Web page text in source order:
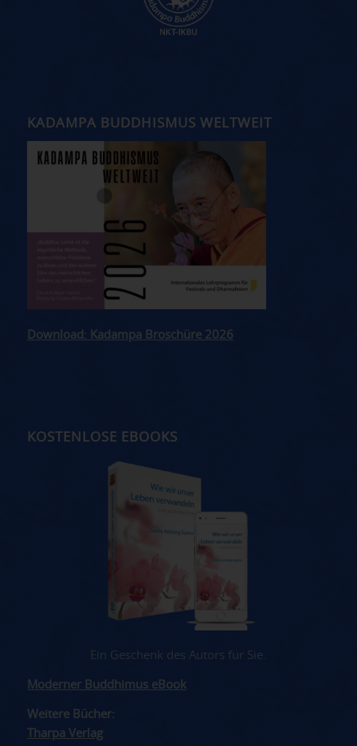
KADAMPA BUDDHISMUS WELTWEIT
Download: Kadampa Broschüre 2026
KOSTENLOSE EBOOKS
Ein Geschenk des Autors für Sie.
Moderner Buddhimus eBook
Weitere Bücher:
Tharpa Verlag